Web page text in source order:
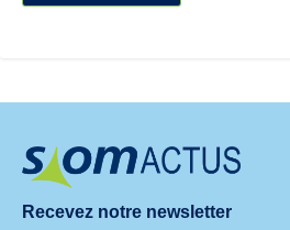
Recevez notre newsletter